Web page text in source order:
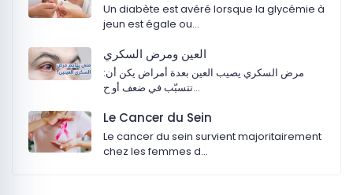
Un diabète est avéré lorsque la glycémie à
jeun est égale ou…
‏العين ومرض السكري
:‏مرض السكري يصيب العين بعدة أمراض يكن أن
تتسبّب في ضعف أو ح…
Le Cancer du Sein
Le cancer du sein survient majoritairement
chez les femmes d…